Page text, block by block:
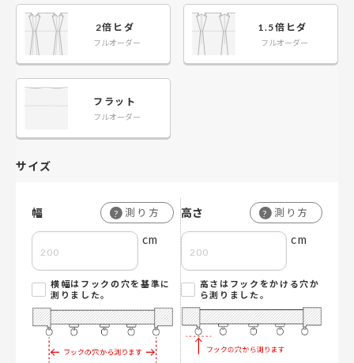
2倍ヒダ
フルオーダー
1.5倍ヒダ
フルオーダー
フラット
フルオーダー
サイズ
幅 ? 測り方
cm
横幅はフックの穴を基準に
測りました。
高さ ? 測り方
cm
高さはフックをかける穴か
ら測りました。